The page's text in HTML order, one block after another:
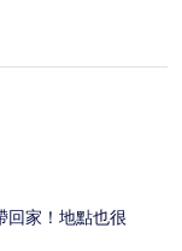
回家！地點也很